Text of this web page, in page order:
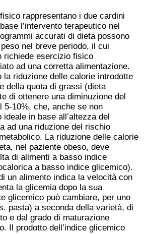
rappresentano i due cardini
l’intervento terapeutico nel
accurati di dieta possono
nel breve periodo, il cui
richiede esercizio fisico
ad una corretta alimentazione.
la riduzione delle calorie introdotte
della quota di grassi (dieta
di ottenere una diminuzione del
5-10%, che, anche se non
in base all’altezza del
ad una riduzione del rischio
La riduzione delle calorie
nel paziente obeso, deve
di alimenti a basso indice
a basso indice glicemico).
un alimento indica la velocità con
la glicemia dopo la sua
glicemico può cambiare, per uno
pasta) a seconda della varietà, di
e dal grado di maturazione
Il prodotto dell’indice glicemico